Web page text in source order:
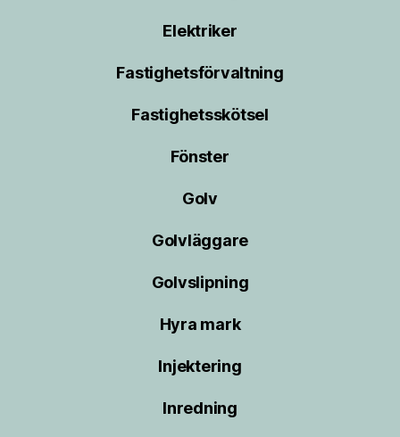
Elektriker
Fastighetsförvaltning
Fastighetsskötsel
Fönster
Golv
Golvläggare
Golvslipning
Hyra mark
Injektering
Inredning